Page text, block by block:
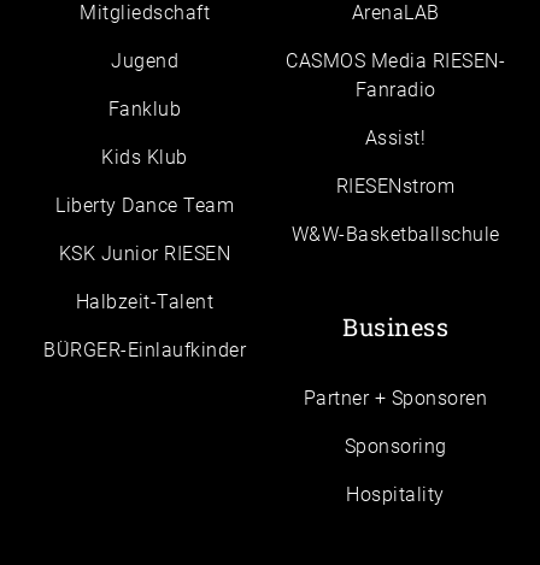
Mitgliedschaft
Jugend
Fanklub
Kids Klub
Liberty Dance Team
KSK Junior RIESEN
Halbzeit-Talent
BÜRGER-Einlaufkinder
ArenaLAB
CASMOS Media RIESEN-
Fanradio
Assist!
RIESENstrom
W&W-Basketballschule
Business
Partner + Sponsoren
Sponsoring
Hospitality